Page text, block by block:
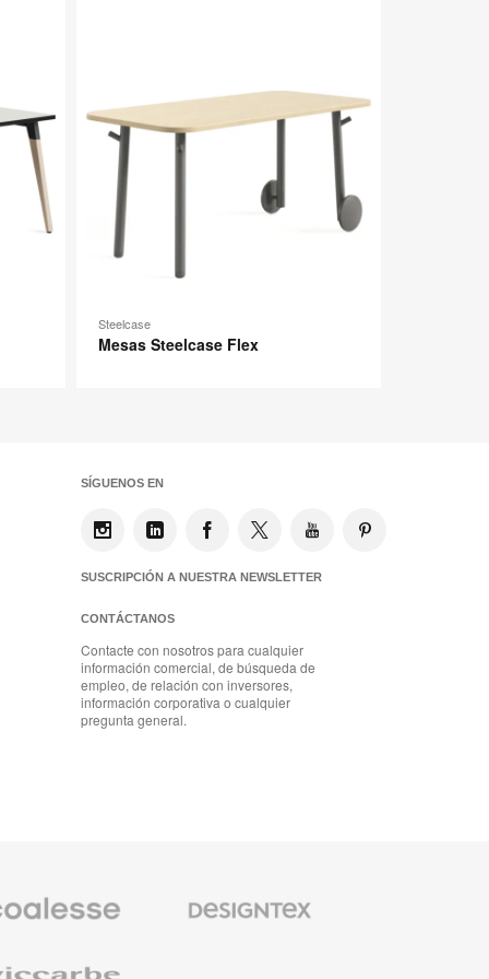
Steelcase
Mesas Steelcase Flex
SÍGUENOS EN
SUSCRIPCIÓN A NUESTRA NEWSLETTER
CONTÁCTANOS
Contacte con nosotros para cualquier
información comercial, de búsqueda de
empleo, de relación con inversores,
información corporativa o cualquier
pregunta general.